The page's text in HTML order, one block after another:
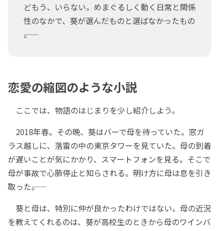
どもう、いらない。めまぐるしく動く日常と関係
性のなかで、葵が選んだものと選ばなかったもの
――。
恋愛の縮図のような小説
ここでは、物語のはじまりを少し紹介しよう。
2018年春。その晩、葵はバーで母を待っていた。窓ガ
ラス越しに、落雷の中の東京タワーを見ていた。母の到着
が遅いことが気にかかり、スマートフォンを見る。そこで
母が事故で心肺停止と知らされる。明け方に母は息を引き
取った――。
葵と母は、特別に仲が良かったわけではない。母の近況
を教えてくれるのは、葵が高校生のときから母のワインバ